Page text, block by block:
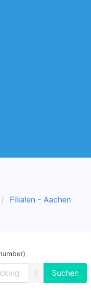
Filialen - Aachen
X